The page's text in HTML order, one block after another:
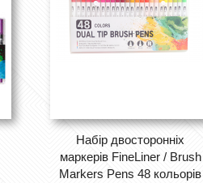
Набір двосторонніх
маркерів FineLiner / Brush
Markers Pens 48 кольорів